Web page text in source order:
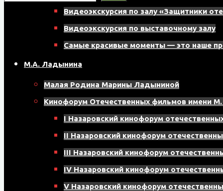
помещение
Видеоэкскурсия по залу «Защитники
Видеоэкскурсия по выставочному залу
Самые красивые моменты — это наше
М.А. Ладынина
Малая Родина Марины Ладыниной
Кинофорум Отечественных фильмов имени
I Назаровский кинофорум
II Назаровский кинофорум
III Назаровский кинофорум
IV Назаровский кинофорум
V Назаровский кинофорум